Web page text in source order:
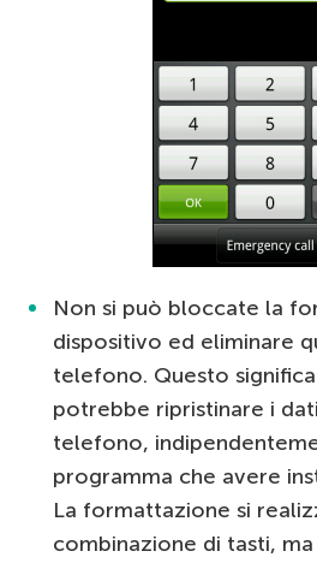
Non si può bloccate la
dispositivo ed eliminare
telefono. Questo
potrebbe ripristinare i
telefono,
programma che avere
La formattazione si
combinazione di tasti,